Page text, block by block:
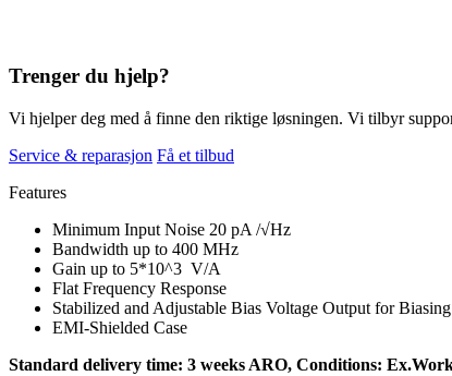
Trenger du hjelp?
Vi hjelper deg med å finne den riktige løsningen. Vi tilbyr
Service & reparasjon Få et tilbud
Features
Minimum Input Noise 20 pA /√Hz
Bandwidth up to 400 MHz
Gain up to 5*10^3 V/A
Flat Frequency Response
Stabilized and Adjustable Bias Voltage Output for
EMI-Shielded Case
Standard delivery time: 3 weeks ARO, Conditions: